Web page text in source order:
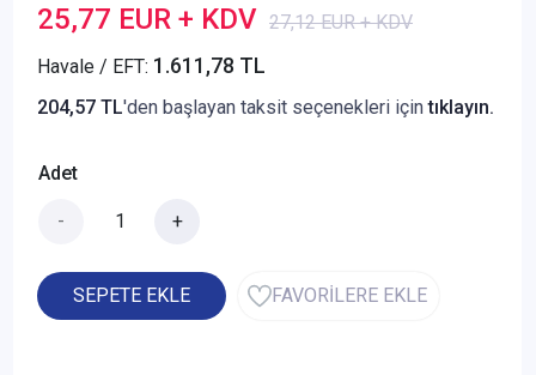
25,77 EUR + KDV 27,12 EUR + KDV
Havale / EFT: 1.611,78 TL
204,57 TL'den başlayan taksit seçenekleri içintıklayın.
Adet
- +
SEPETE EKLE FAVORİLERE EKLE